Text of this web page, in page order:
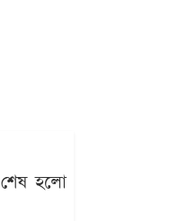
হলো